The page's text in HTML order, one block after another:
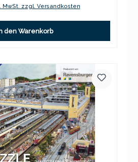
MwSt. zzgl. Versandkosten
den Warenkorb